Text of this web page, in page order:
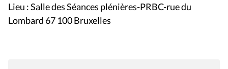
Lieu : Salle des Séances plénières-PRBC-rue du
Lombard 67 100 Bruxelles